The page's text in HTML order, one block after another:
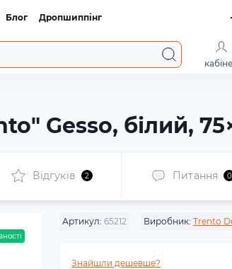
Блог Дропшиппінг
Gesso, білий,
Відгуків 2 Питання 0
Артикул: 65212 Виробник: Trento
Знайшли дешевше?